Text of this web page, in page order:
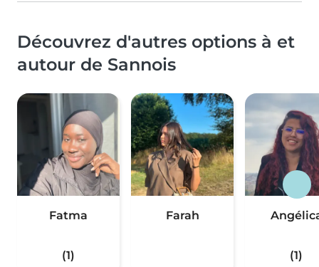
Découvrez d'autres options à et
autour de Sannois
Fatma
(1)
Farah
(1)